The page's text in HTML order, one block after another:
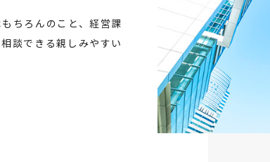
ちろんのこと、経営課
談できる親しみやすい